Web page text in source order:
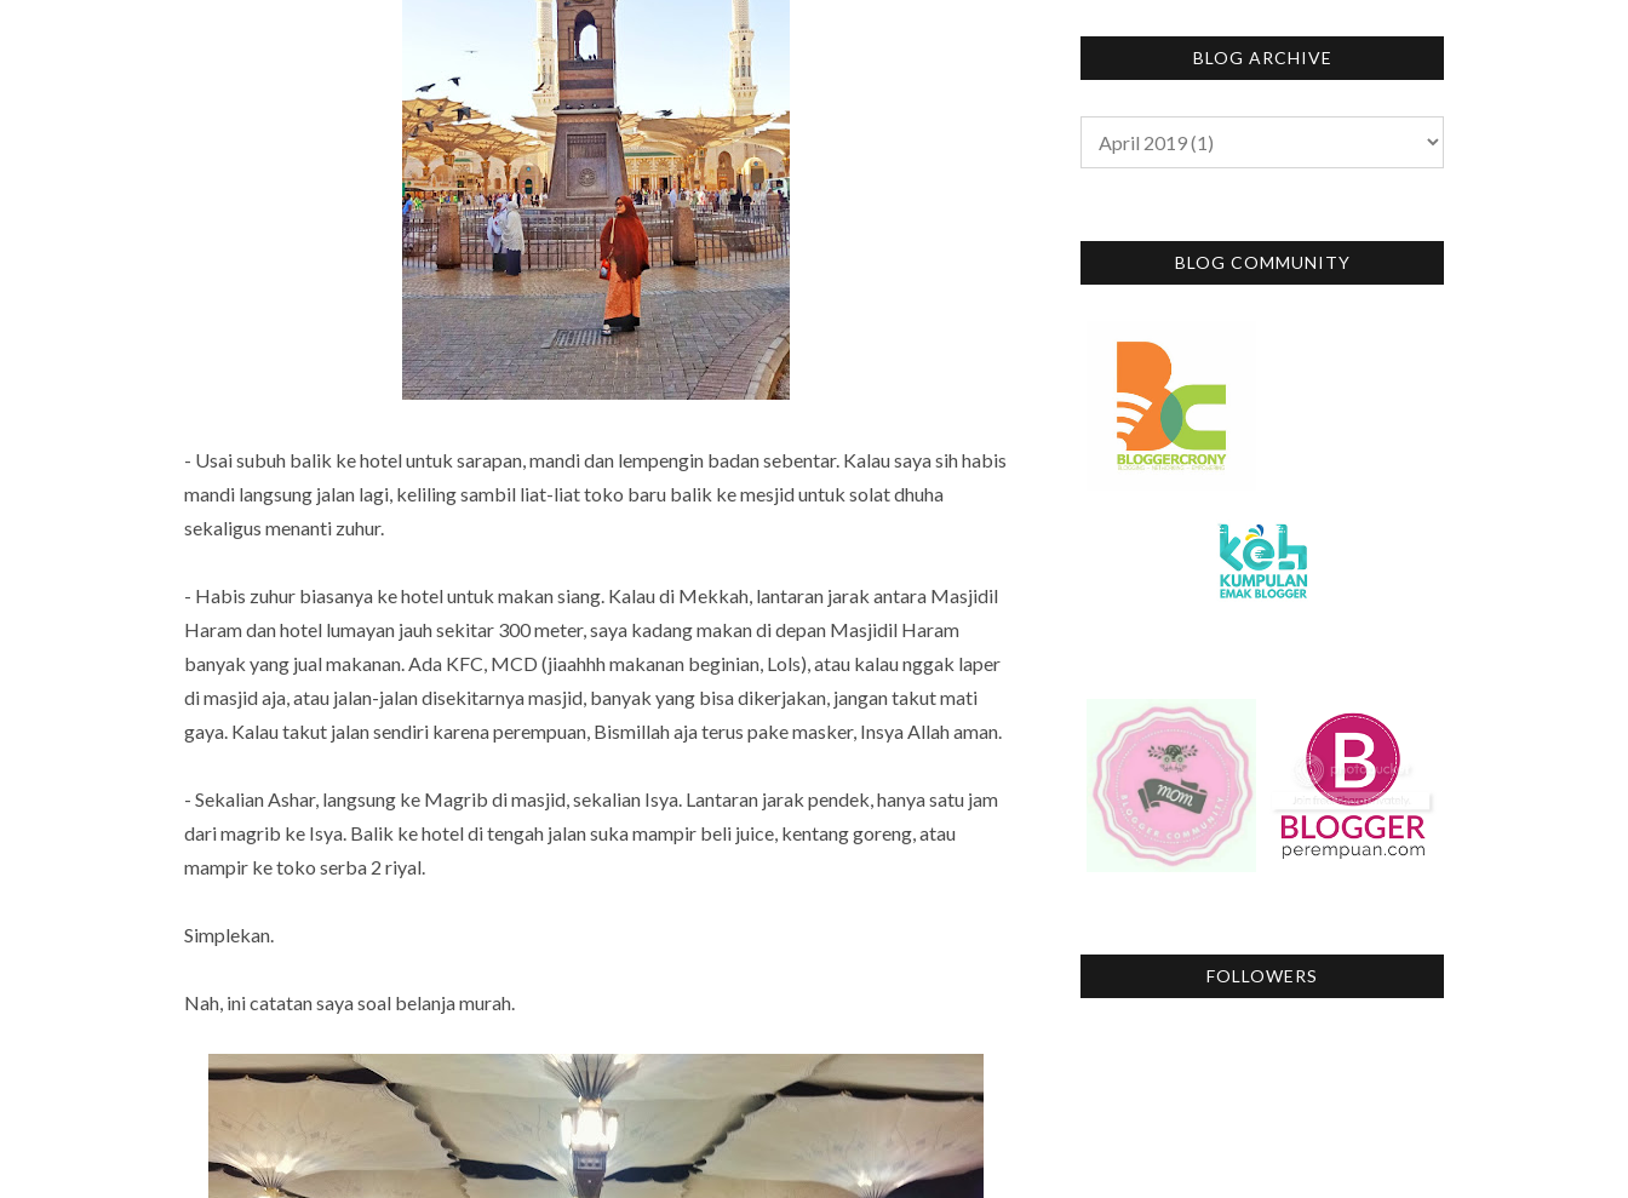
- Usai subuh balik ke hotel untuk sarapan, mandi dan lempengin badan sebentar. Kalau saya sih habis
mandi langsung jalan lagi, keliling sambil liat-liat toko baru balik ke mesjid untuk solat dhuha
sekaligus menanti zuhur.
- Habis zuhur biasanya ke hotel untuk makan siang. Kalau di Mekkah, lantaran jarak antara Masjidil
Haram dan hotel lumayan jauh sekitar 300 meter, saya kadang makan di depan Masjidil Haram
banyak yang jual makanan. Ada KFC, MCD (jiaahhh makanan beginian, Lols), atau kalau nggak laper
di masjid aja, atau jalan-jalan disekitarnya masjid, banyak yang bisa dikerjakan, jangan takut mati
gaya. Kalau takut jalan sendiri karena perempuan, Bismillah aja terus pake masker, Insya Allah aman.
- Sekalian Ashar, langsung ke Magrib di masjid, sekalian Isya. Lantaran jarak pendek, hanya satu jam
dari magrib ke Isya. Balik ke hotel di tengah jalan suka mampir beli juice, kentang goreng, atau
mampir ke toko serba 2 riyal.
Simplekan.
Nah, ini catatan saya soal belanja murah.
BLOG ARCHIVE
BLOG COMMUNITY
FOLLOWERS